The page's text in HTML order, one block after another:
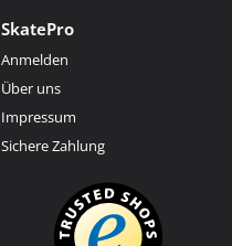
SkatePro
Anmelden
Über uns
Impressum
Sichere Zahlung